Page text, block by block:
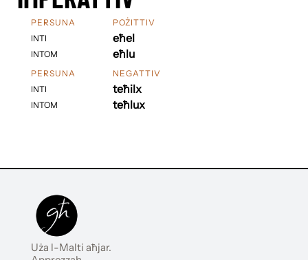
PERSUNA
INTI
INTOM
POŻITTIV
eħel
eħlu
PERSUNA
INTI
INTOM
NEGATTIV
teħilx
teħlux
Uża l-Malti aħjar.